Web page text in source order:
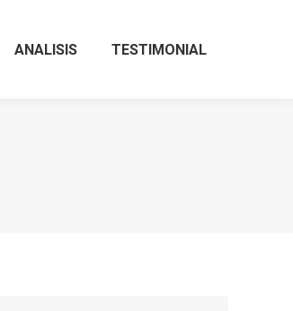
ANALISIS TESTIMONIAL